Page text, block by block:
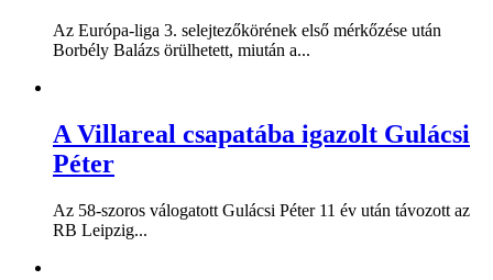
Az Európa-liga 3. selejtezőkörének első mérkőzése után
Borbély Balázs örülhetett, miután a...
A Villareal csapatába igazolt Gulácsi
Péter
Az 58-szoros válogatott Gulácsi Péter 11 év után távozott az
RB Leipzig...